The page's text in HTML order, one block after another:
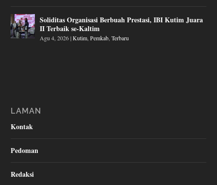
Soliditas Organisasi Berbuah Prestasi, IBI Kutim Juara
II Terbaik se-Kaltim
Agu 4, 2026|Kutim,Pemkab,Terbaru
LAMAN
Kontak
Pedoman
Redaksi